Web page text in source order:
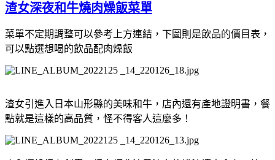
渣女深夜和牛燒肉燥飯菜單
菜單不定期調整可以參考上方連結，下圖則是飲品的價目表，
可以點選想喝的飲品配肉燥飯
渣女引進入日本山形縣的美味和牛，店內還有產地證明書，餐
點就是這樣的高品質，怪不得客人這麼多！